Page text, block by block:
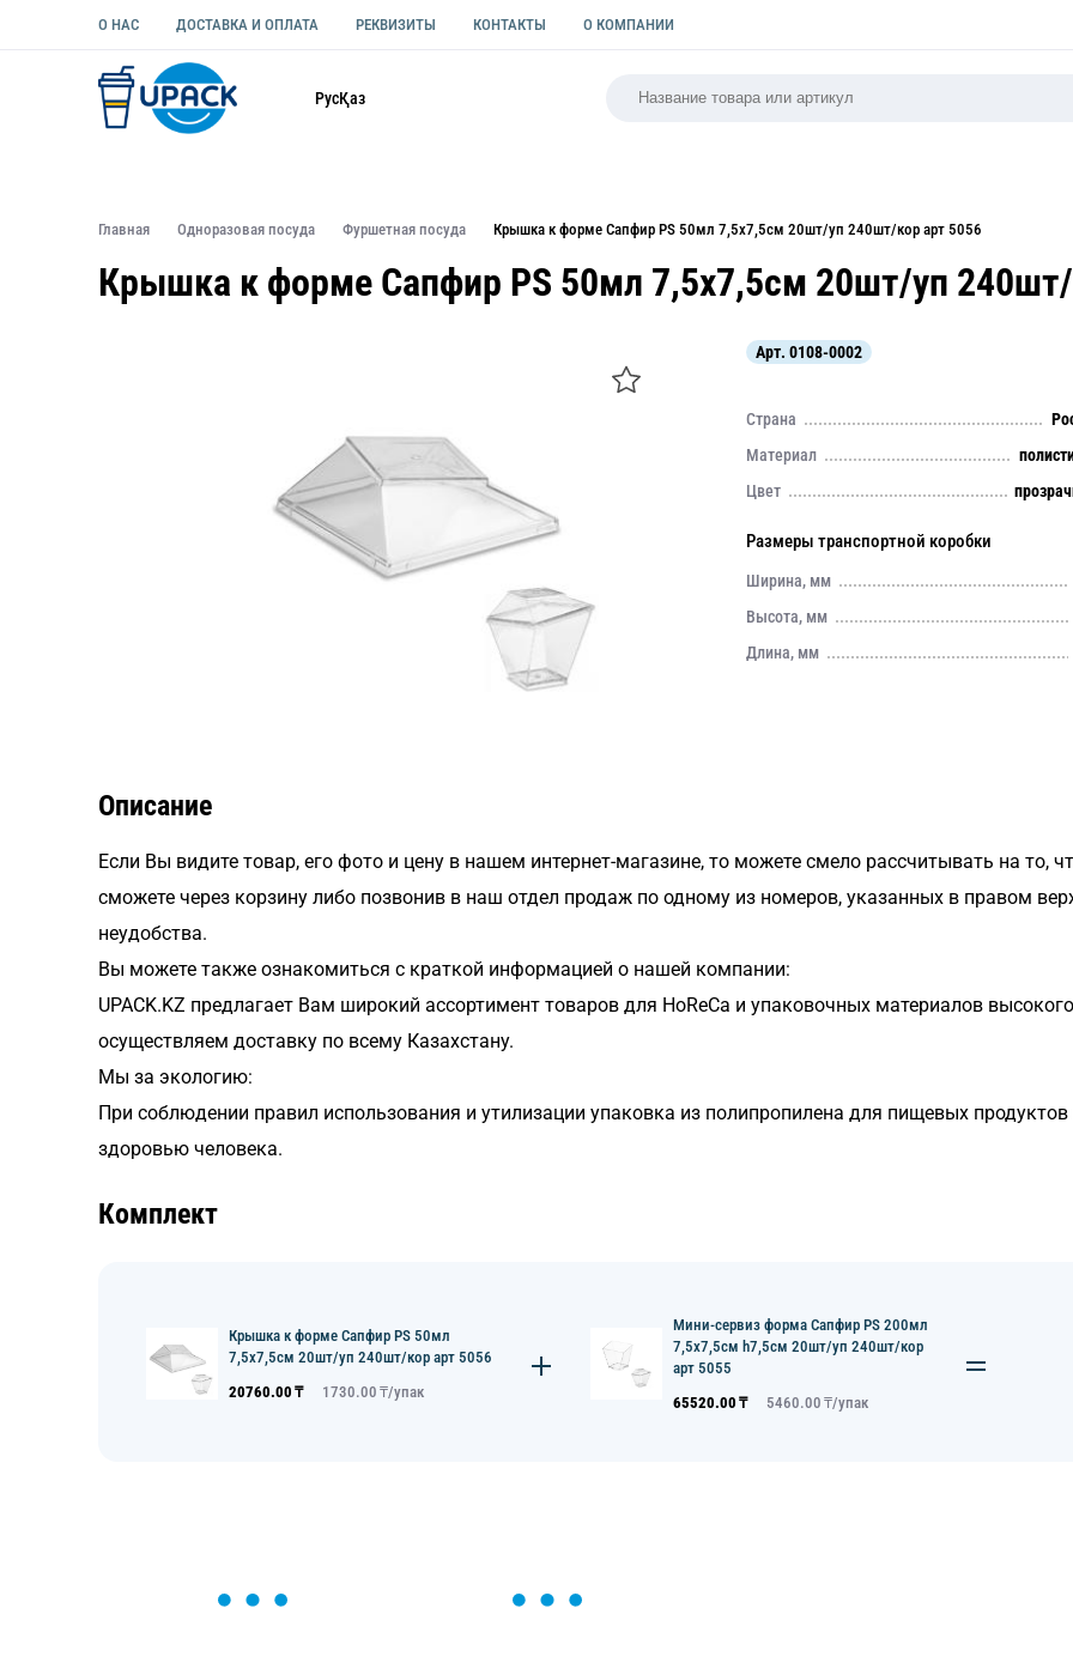
О НАС ДОСТАВКА И ОПЛАТА РЕКВИЗИТЫ КОНТАКТЫ О КОМПАНИИ
РусҚаз
Главная Одноразовая посуда Фуршетная посуда Крышка к форме Сапфир PS 50мл 7,5х7,5см 20шт/уп 240шт/кор арт 5056
Крышка к форме Сапфир PS 50мл 7,5х7,5см 20шт/уп 240шт/
Арт. 0108-0002
Страна
Материал
Цвет
Размеры транспортной коробки
Ширина, мм
Высота, мм
Длина, мм
Описание
Если Вы видите товар, его фото и цену в нашем интернет-магазине, то можете смело рассчитывать на то,
сможете через корзину либо позвонив в наш отдел продаж по одному из номеров, указанных в правом
неудобства.
Вы можете также ознакомиться с краткой информацией о нашей компании:
UPACK.KZ предлагает Вам широкий ассортимент товаров для HoReCa и упаковочных материалов
осуществляем доставку по всему Казахстану.
Мы за экологию:
При соблюдении правил использования и утилизации упаковка из полипропилена для пищевых
здоровью человека.
Комплект
Крышка к форме Сапфир PS 50мл
7,5х7,5см 20шт/уп 240шт/кор арт 5056
20760.00 ₸ 1730.00 ₸/упак
Мини-сервиз форма Сапфир PS 200мл
7,5х7,5см h7,5см 20шт/уп 240шт/кор
арт 5055
65520.00 ₸ 5460.00 ₸/упак